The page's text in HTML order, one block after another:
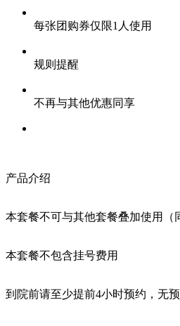
每张团购券仅限1人使用
规则提醒
不再与其他优惠同享
产品介绍
本套餐不可与其他套餐叠加使用（
本套餐不包含挂号费用
到院前请至少提前4小时预约，无